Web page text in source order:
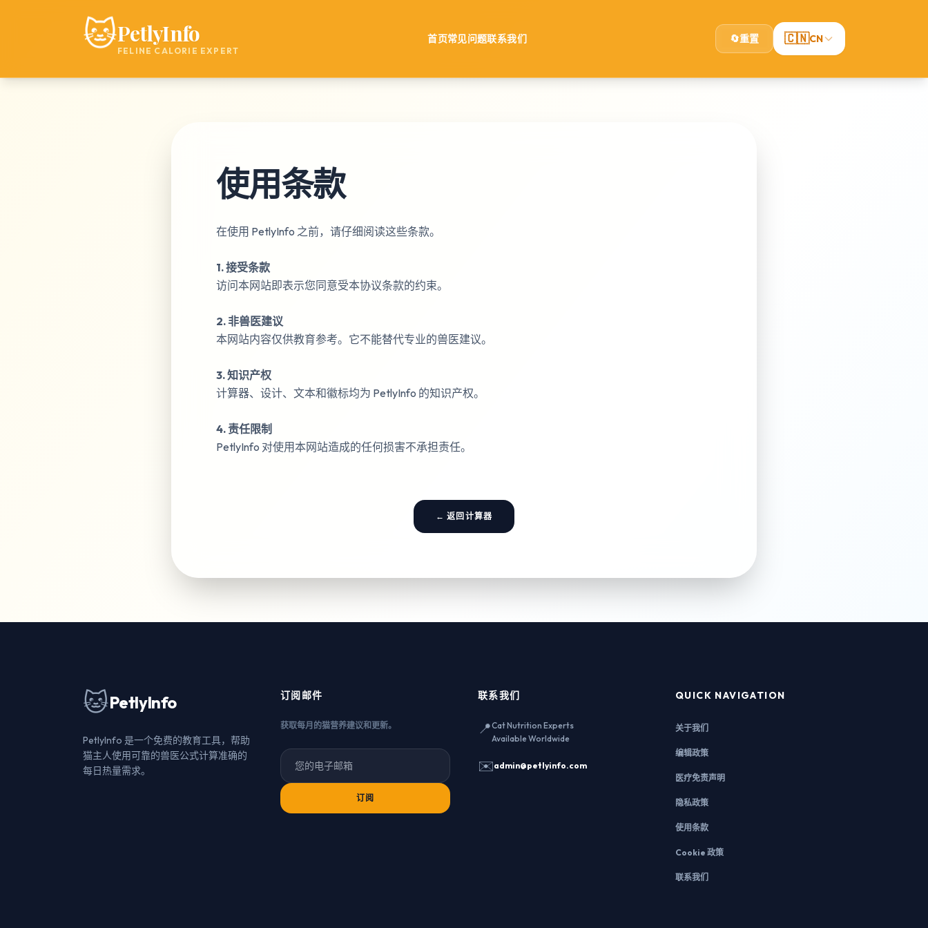
🐱PetlyInfo
FELINE CALORIE EXPERT
首页常见问题联系我们 🔄重置 🇨🇳CN
使用条款
在使用 PetlyInfo 之前，请仔细阅读这些条款。
1. 接受条款
访问本网站即表示您同意受本协议条款的约束。
2. 非兽医建议
本网站内容仅供教育参考。它不能替代专业的兽医建议。
3. 知识产权
计算器、设计、文本和徽标均为 PetlyInfo 的知识产权。
4. 责任限制
PetlyInfo 对使用本网站造成的任何损害不承担责任。
← 返回计算器
🐱PetlyInfo
PetlyInfo 是一个免费的教育工具，帮助
猫主人使用可靠的兽医公式计算准确的
每日热量需求。
订阅邮件
获取每月的猫营养建议和更新。
订阅
联系我们
📍Cat Nutrition Experts
Available Worldwide
✉️admin@petlyinfo.com
QUICK NAVIGATION
关于我们
编辑政策
医疗免责声明
隐私政策
使用条款
Cookie 政策
联系我们